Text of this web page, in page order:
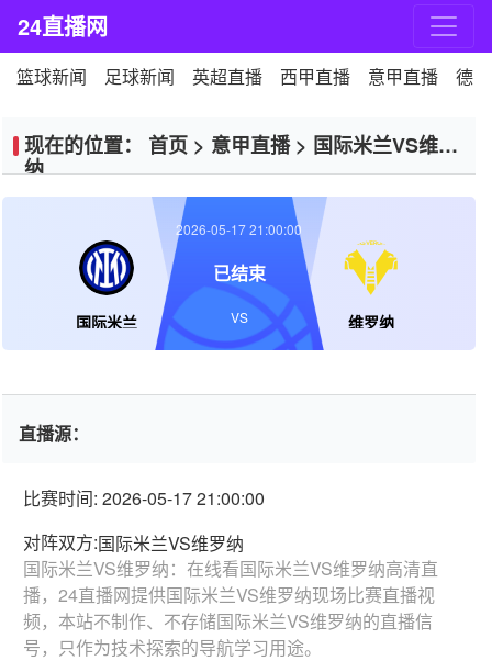
24直播网
篮球新闻 足球新闻 英超直播 西甲直播 意甲直播 德
现在的位置： 首页 > 意甲直播> 国际米兰VS维罗
纳
国际米兰 维罗纳
2026-05-17 21:00:00
已结束
VS
直播源：
比赛时间: 2026-05-17 21:00:00
对阵双方:国际米兰VS维罗纳
国际米兰VS维罗纳：在线看国际米兰VS维罗纳高清直
播，24直播网提供国际米兰VS维罗纳现场比赛直播视
频，本站不制作、不存储国际米兰VS维罗纳的直播信
号，只作为技术探索的导航学习用途。